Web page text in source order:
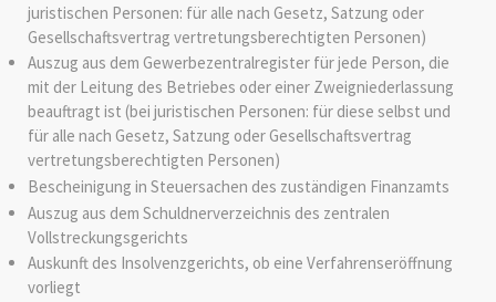
juristischen Personen: für alle nach Gesetz, Satzung oder
Gesellschaftsvertrag vertretungsberechtigten Personen)
Auszug aus dem Gewerbezentralregister für jede Person, die
mit der Leitung des Betriebes oder einer Zweigniederlassung
beauftragt ist (bei juristischen Personen: für diese selbst und
für alle nach Gesetz, Satzung oder Gesellschaftsvertrag
vertretungsberechtigten Personen)
Bescheinigung in Steuersachen des zuständigen Finanzamts
Auszug aus dem Schuldnerverzeichnis des zentralen
Vollstreckungsgerichts
Auskunft des Insolvenzgerichts, ob eine Verfahrenseröffnung
vorliegt